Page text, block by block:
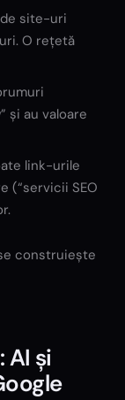
de site-uri
O rețetă
și au valoare
link-urile
(“servicii SEO
construiește
și